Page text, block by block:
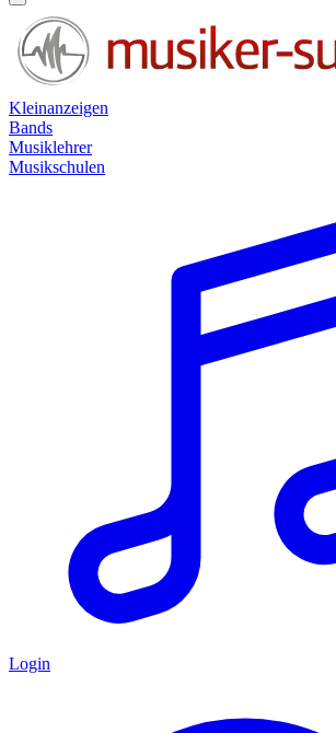
Kleinanzeigen
Bands
Musiklehrer
Musikschulen
Login